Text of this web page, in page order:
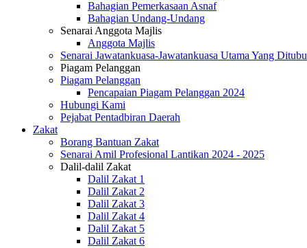
Bahagian Pemerkasaan Asnaf
Bahagian Undang-Undang
Senarai Anggota Majlis
Anggota Majlis
Senarai Jawatankuasa-Jawatankuasa Utama Yang
Piagam Pelanggan
Piagam Pelanggan
Pencapaian Piagam Pelanggan 2024
Hubungi Kami
Pejabat Pentadbiran Daerah
Zakat
Borang Bantuan Zakat
Senarai Amil Profesional Lantikan 2024 - 2025
Dalil-dalil Zakat
Dalil Zakat 1
Dalil Zakat 2
Dalil Zakat 3
Dalil Zakat 4
Dalil Zakat 5
Dalil Zakat 6